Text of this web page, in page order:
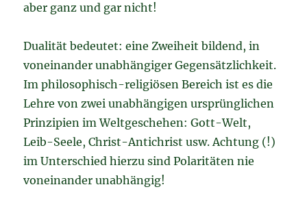
aber ganz und gar nicht!
Dualität bedeutet: eine Zweiheit bildend, in
voneinander unabhängiger Gegensätzlichkeit.
Im philosophisch-religiösen Bereich ist es die
Lehre von zwei unabhängigen ursprünglichen
Prinzipien im Weltgeschehen: Gott-Welt,
Leib-Seele, Christ-Antichrist usw. Achtung (!)
im Unterschied hierzu sind Polaritäten nie
voneinander unabhängig!